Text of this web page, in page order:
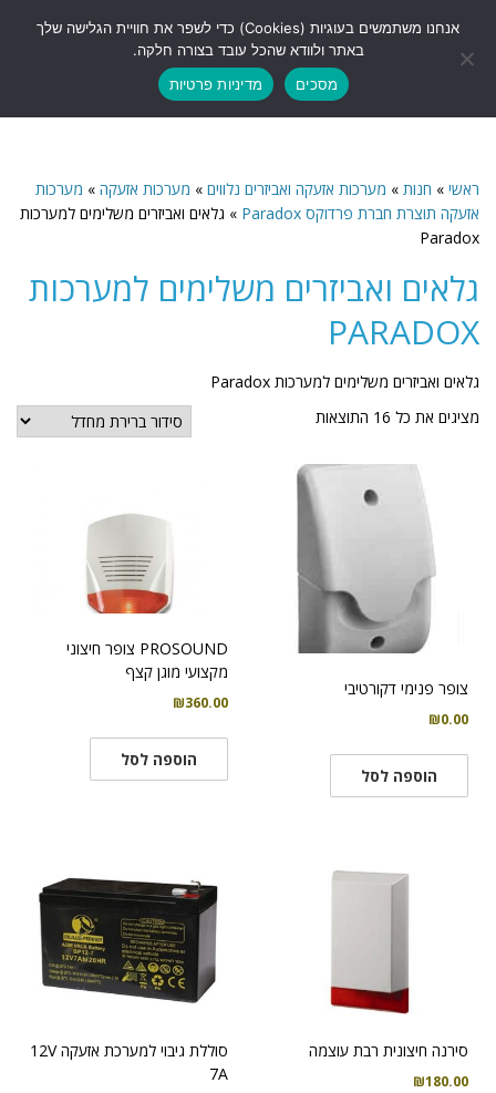
תפריט
ראשי » חנות » מערכות אזעקה ואביזרים נלווים » מערכות אזעקה » מערכות
אזעקה תוצרת חברת פרדוקס Paradox
» גלאים ואביזרים משלימים למערכות
Paradox
גלאים ואביזרים משלימים למערכות
PARADOX
גלאים ואביזרים משלימים למערכות Paradox
מציגים את כל ⁦16⁩ התוצאות
צופר פנימי דקורטיבי
₪0.00
הוספה לסל
PROSOUND צופר חיצוני
מקצועי מוגן קצף
₪360.00
הוספה לסל
סירנה חיצונית רבת עוצמה
₪180.00
סוללת גיבוי למערכת אזעקה 12V
7A
אנחנו משתמשים בעוגיות (Cookies) כדי לשפר את חוויית הגלישה שלך
באתר ולוודא שהכל עובד בצורה חלקה.
מסכים
מדיניות פרטיות